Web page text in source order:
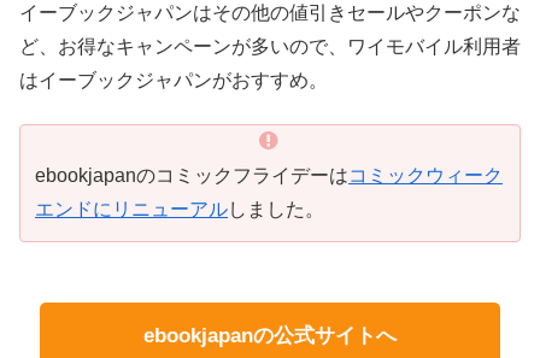
イーブックジャパンはその他の値引きセールやクーポンな
ど、お得なキャンペーンが多いので、ワイモバイル利用者
はイーブックジャパンがおすすめ。
ebookjapanのコミックフライデーはコミックウィーク
エンドにリニューアルしました。
ebookjapanの公式サイトへ